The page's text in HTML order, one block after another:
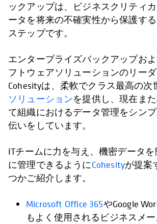
ックアップは、ビジネスクリティ
ータを将来の不確実性から保護す
ステップです。
エンタープライズバックアップお
フトウェアソリューションのリー
Cohesityは、柔軟でクラス最高の次
ソリューションを提供し、現在ま
て組織におけるデータ管理をシン
伝いをしています。
ITチームに力を与え、機密データ
に管理できるようにCohesityが提案
つかご紹介します。
Microsoft Office 365やGoogle
もよく使用されるビジネスメ